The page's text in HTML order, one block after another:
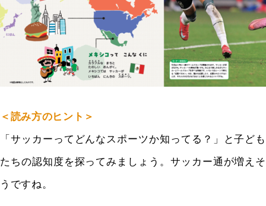
＜読み方のヒント＞
「サッカーってどんなスポーツか知ってる？」と子ども
たちの認知度を探ってみましょう。サッカー通が増えそ
うですね。